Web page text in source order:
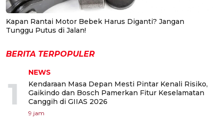
Kapan Rantai Motor Bebek Harus Diganti? Jangan
Tunggu Putus di Jalan!
BERITA TERPOPULER
1
NEWS
Kendaraan Masa Depan Mesti Pintar Kenali Risiko,
Gaikindo dan Bosch Pamerkan Fitur Keselamatan
Canggih di GIIAS 2026
9 jam